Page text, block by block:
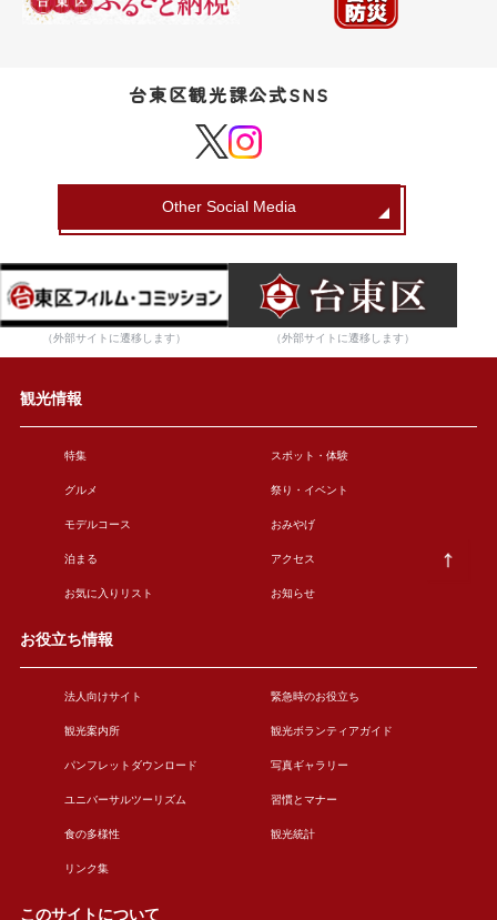
台東区観光課公式SNS
Other Social Media
（外部サイトに遷移します） （外部サイトに遷移します）
観光情報
特集 スポット・体験
グルメ 祭り・イベント
モデルコース おみやげ
泊まる アクセス
お気に入りリスト お知らせ
お役立ち情報
法人向けサイト 緊急時のお役立ち
観光案内所 観光ボランティアガイド
パンフレットダウンロード 写真ギャラリー
ユニバーサルツーリズム 習慣とマナー
食の多様性 観光統計
リンク集
このサイトについて